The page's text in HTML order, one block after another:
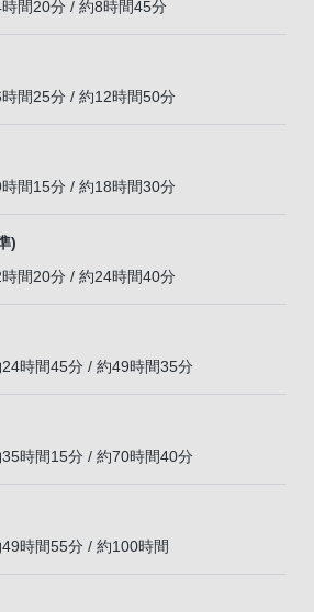
間20分 / 約8時間45分
間25分 / 約12時間50分
間15分 / 約18時間30分
)
間20分 / 約24時間40分
時間45分 / 約49時間35分
時間15分 / 約70時間40分
時間55分 / 約100時間